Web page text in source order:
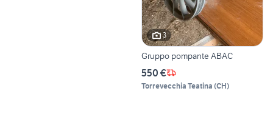
3
Gruppo pompante ABAC
550 €
Torrevecchia Teatina (CH)